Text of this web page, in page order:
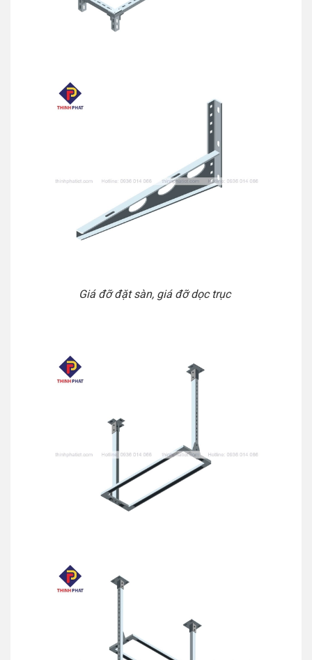
Giá đỡ đặt sàn, giá đỡ dọc trục